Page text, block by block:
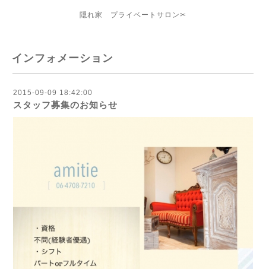
隠れ家 プライベートサロン✂︎
インフォメーション
2015-09-09 18:42:00
スタッフ募集のお知らせ